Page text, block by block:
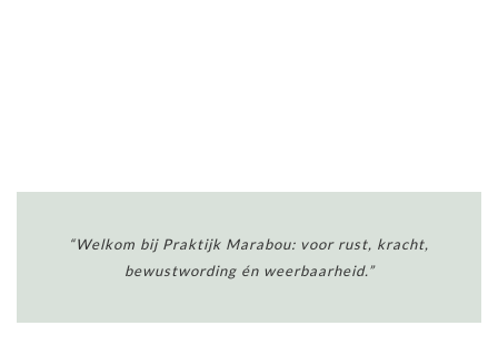
INCOMPANY
“Welkom bij Praktijk Marabou: voor rust, kracht,
bewustwording én weerbaarheid.”